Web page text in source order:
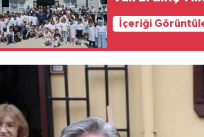
İçeriği